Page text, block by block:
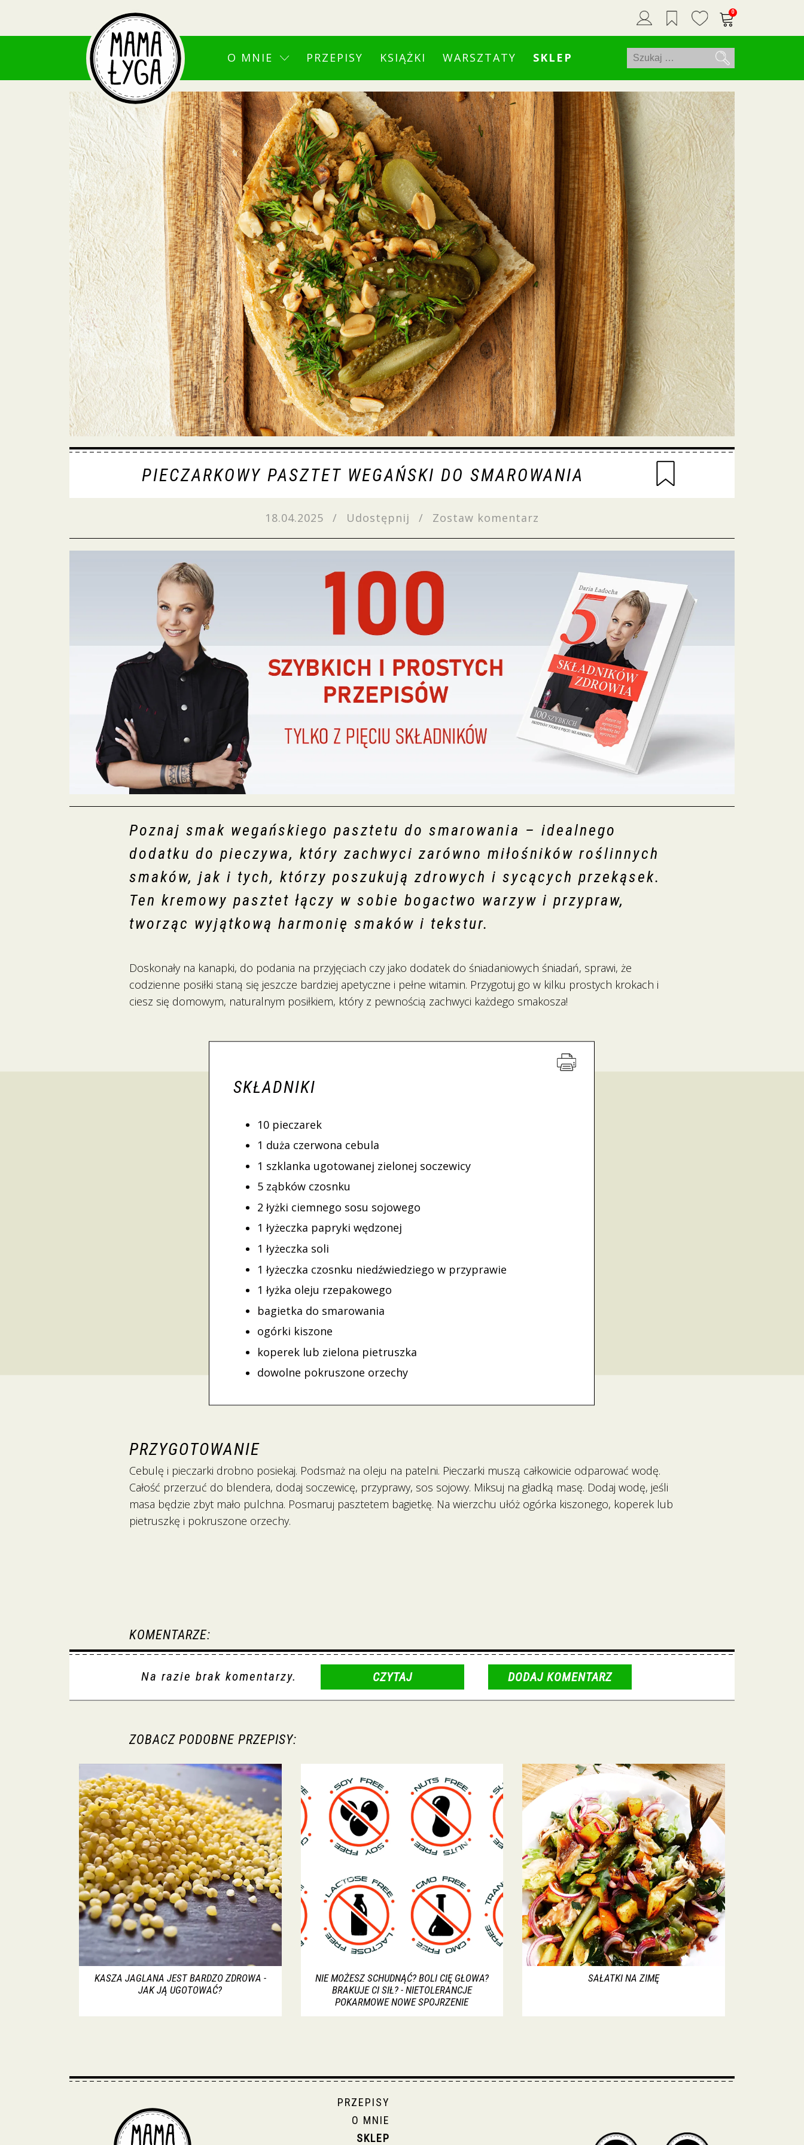
0
O MNIE PRZEPISY KSIĄŻKI WARSZTATY SKLEP Szukaj:
PIECZARKOWY PASZTET WEGAŃSKI DO SMAROWANIA
18.04.2025 / Udostępnij / Zostaw komentarz
Poznaj smak wegańskiego pasztetu do smarowania – idealnego
dodatku do pieczywa, który zachwyci zarówno miłośników roślinnych
smaków, jak i tych, którzy poszukują zdrowych i sycących przekąsek.
Ten kremowy pasztet łączy w sobie bogactwo warzyw i przypraw,
tworząc wyjątkową harmonię smaków i tekstur.
Doskonały na kanapki, do podania na przyjęciach czy jako dodatek do śniadaniowych śniadań, sprawi, że
codzienne posiłki staną się jeszcze bardziej apetyczne i pełne witamin. Przygotuj go w kilku prostych krokach i
ciesz się domowym, naturalnym posiłkiem, który z pewnością zachwyci każdego smakosza!
SKŁADNIKI
10 pieczarek
1 duża czerwona cebula
1 szklanka ugotowanej zielonej soczewicy
5 ząbków czosnku
2 łyżki ciemnego sosu sojowego
1 łyżeczka papryki wędzonej
1 łyżeczka soli
1 łyżeczka czosnku niedźwiedziego w przyprawie
1 łyżka oleju rzepakowego
bagietka do smarowania
ogórki kiszone
koperek lub zielona pietruszka
dowolne pokruszone orzechy
PRZYGOTOWANIE
Cebulę i pieczarki drobno posiekaj. Podsmaż na oleju na patelni. Pieczarki muszą całkowicie odparować wodę.
Całość przerzuć do blendera, dodaj soczewicę, przyprawy, sos sojowy. Miksuj na gładką masę. Dodaj wodę, jeśli
masa będzie zbyt mało pulchna. Posmaruj pasztetem bagietkę. Na wierzchu ułóż ogórka kiszonego, koperek lub
pietruszkę i pokruszone orzechy.
KOMENTARZE:
Na razie brak komentarzy. CZYTAJ DODAJ KOMENTARZ
ZOBACZ PODOBNE PRZEPISY:
KASZA JAGLANA JEST BARDZO ZDROWA -
JAK JĄ UGOTOWAĆ?
NIE MOŻESZ SCHUDNĄĆ? BOLI CIĘ GŁOWA?
BRAKUJE CI SIŁ? - NIETOLERANCJE
POKARMOWE NOWE SPOJRZENIE
SAŁATKI NA ZIMĘ
PRZEPISY
O MNIE
SKLEP